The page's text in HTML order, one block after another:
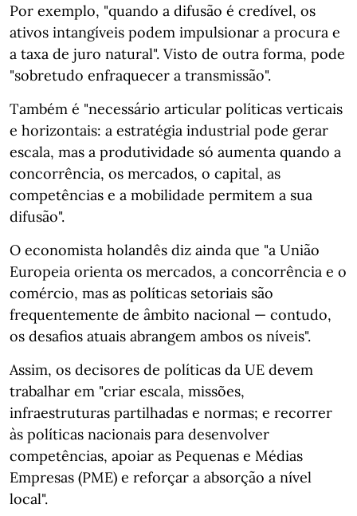
Por exemplo, "quando a difusão é credível, os
ativos intangíveis podem impulsionar a procura e
a taxa de juro natural". Visto de outra forma, pode
"sobretudo enfraquecer a transmissão".
Também é "necessário articular políticas verticais
e horizontais: a estratégia industrial pode gerar
escala, mas a produtividade só aumenta quando a
concorrência, os mercados, o capital, as
competências e a mobilidade permitem a sua
difusão".
O economista holandês diz ainda que "a União
Europeia orienta os mercados, a concorrência e o
comércio, mas as políticas setoriais são
frequentemente de âmbito nacional — contudo,
os desafios atuais abrangem ambos os níveis".
Assim, os decisores de políticas da UE devem
trabalhar em "criar escala, missões,
infraestruturas partilhadas e normas; e recorrer
às políticas nacionais para desenvolver
competências, apoiar as Pequenas e Médias
Empresas (PME) e reforçar a absorção a nível
local".